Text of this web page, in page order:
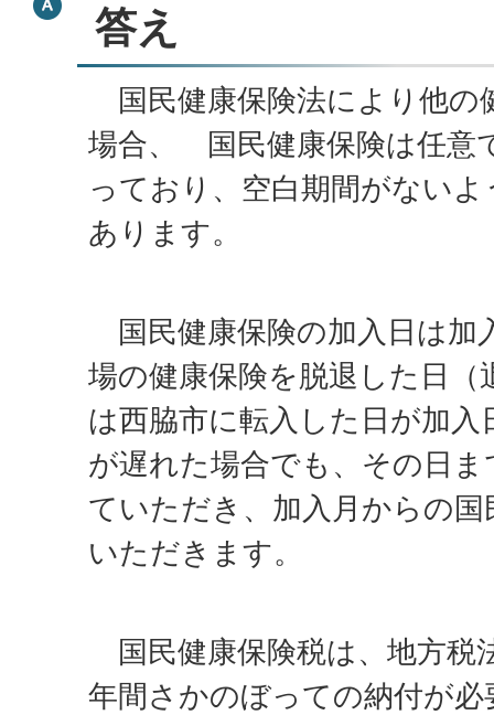
答え
国民健康保険法により他の
場合、 国民健康保険は任意
っており、空白期間がない
あります。
国民健康保険の加入日は加
場の健康保険を脱退した日（
は西脇市に転入した日が加
が遅れた場合でも、その日
ていただき、加入月からの
いただきます。
国民健康保険税は、地方税
年間さかのぼっての納付が